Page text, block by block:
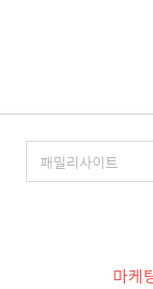
마케